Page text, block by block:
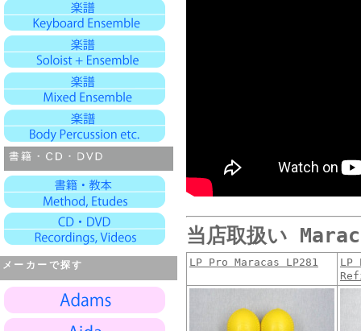
メーカーで探す
当店取扱い
LP Pro Maracas LP281
LP